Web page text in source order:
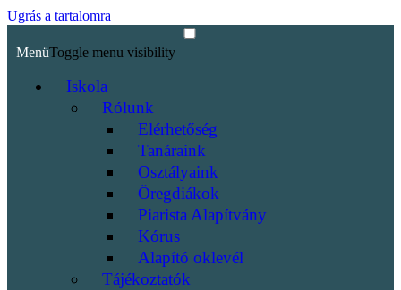
Ugrás a tartalomra
MenüToggle menu visibility
Iskola
Rólunk
Elérhetőség
Tanáraink
Osztályaink
Öregdiákok
Piarista Alapítvány
Kórus
Alapító oklevél
Tájékoztatók